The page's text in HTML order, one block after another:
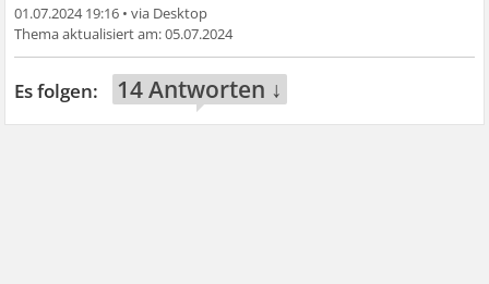
01.07.2024 19:16 •
05.07.2024
14 Antworten ↓